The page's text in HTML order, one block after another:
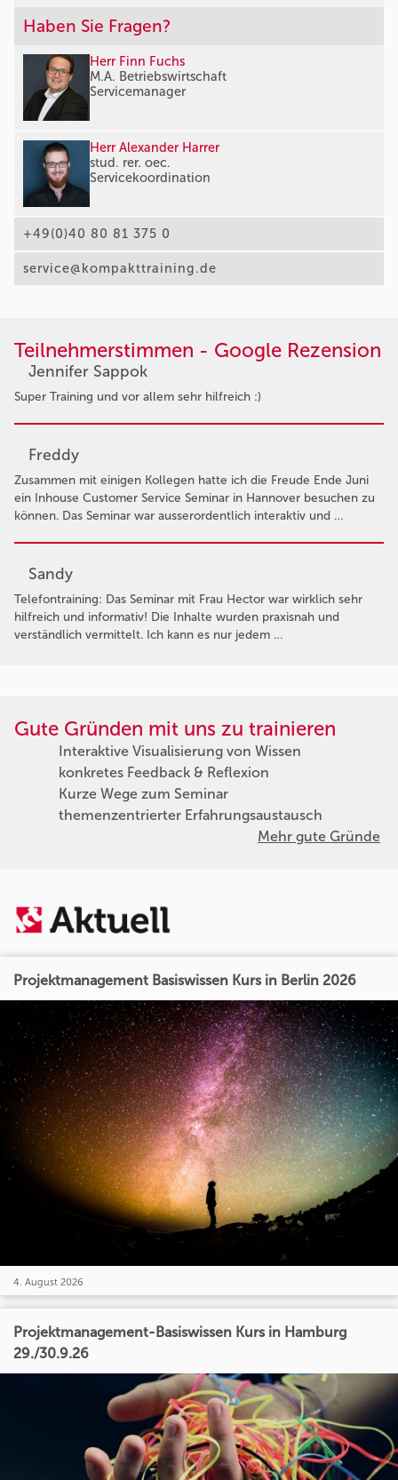
Haben Sie Fragen?
Herr Finn Fuchs
M.A. Betriebswirtschaft
Servicemanager
Herr Alexander Harrer
stud. rer. oec.
Servicekoordination
+49(0)40 80 81 375 0
service@kompakttraining.de
Teilnehmerstimmen - Google Rezension
Jennifer Sappok
Super Training und vor allem sehr hilfreich :)
Freddy
Zusammen mit einigen Kollegen hatte ich die Freude Ende Juni
ein Inhouse Customer Service Seminar in Hannover besuchen zu
können. Das Seminar war ausserordentlich interaktiv und …
Sandy
Telefontraining: Das Seminar mit Frau Hector war wirklich sehr
hilfreich und informativ! Die Inhalte wurden praxisnah und
verständlich vermittelt. Ich kann es nur jedem …
Gute Gründen mit uns zu trainieren
Interaktive Visualisierung von Wissen
konkretes Feedback & Reflexion
Kurze Wege zum Seminar
themenzentrierter Erfahrungsaustausch
Mehr gute Gründe
Projektmanagement Basiswissen Kurs in Berlin 2026
4. August 2026
Projektmanagement-Basiswissen Kurs in Hamburg
29./30.9.26